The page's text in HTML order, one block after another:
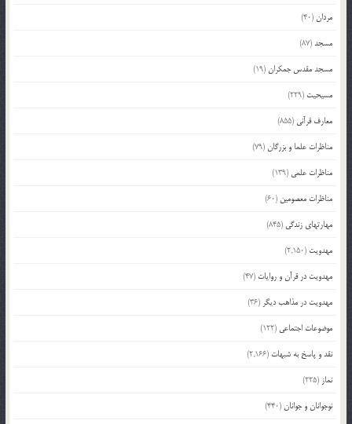
مردان(40)
مسجد(87)
مسجد مقدس جمکران(19)
مسیحیت (229)
معارف قرآنی (855)
مناظرات علما و بزرگان(79)
مناظرات علمی (139)
مناظرات معصومین (60)
مهارتهای زندگی (845)
مهدویت (2,150)
مهدویت در قرآن و روایات (47)
مهدویت در مذاهب دیگر (36)
موضوعات اجتماعی (122)
نقد و پاسخ به شبهات (2,166)
نماز (225)
نوجوانان و جوانان(440)